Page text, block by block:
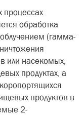
процессах
обработка
(гамма-
или насекомых,
продуктах, а
продуктов в
2-